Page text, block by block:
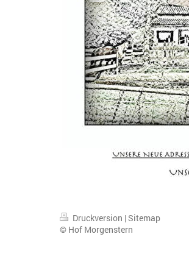
Druckversion |Sitemap
© Hof Morgenstern